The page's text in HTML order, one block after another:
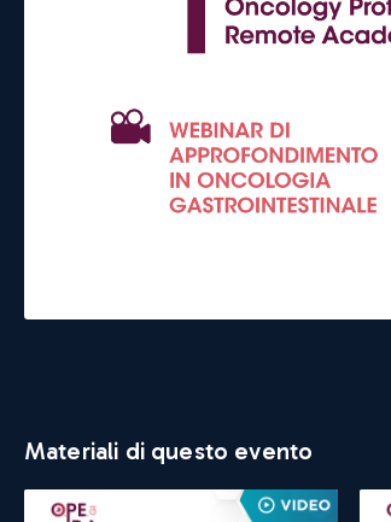
Materiali di questo evento